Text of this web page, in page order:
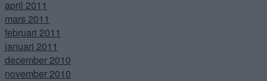
april 2011
mars 2011
februari 2011
januari 2011
december 2010
november 2010